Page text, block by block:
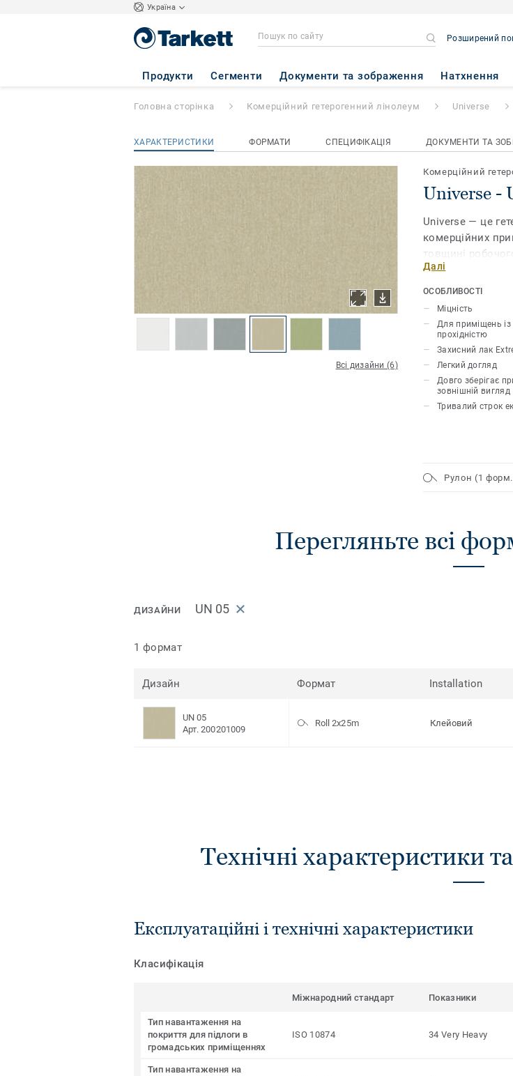
Україна
Розширений
Продукти Сегменти Документи та зображення Натхнення
Universe - UN 05
Головна сторінка Комерційний гетерогенний лінолеум Universe
ХАРАКТЕРИСТИКИ ФОРМАТИ СПЕЦИФІКАЦІЯ ДОКУМЕНТИ ТА
Всі дизайни (6)
Комерційний
Universe -
Universe — це
комерційних
товщині
надзвичайно
догляді.
використання
освітніх і
правильної
гарантію.
Далі
ОСОБЛИВОСТІ
Міцність
Для приміщень
прохідністю
Захисний лак
Легкий догляд
Довго зберігає
зовнішній вигляд
Тривалий строк
Рулон (1
Перегляньте всі
ДИЗАЙНИ UN 05
1 формат
Дизайн Формат Installation
UN 05
Арт. 200201009
Roll 2x25m Клейовий
Технічні характеристики
Експлуатаційні і технічні характеристики
Класифікація
Міжнародний стандарт Показники
Тип навантаження на
покриття для підлоги в
громадських приміщеннях
ISO 10874 34 Very Heavy
Тип навантаження на